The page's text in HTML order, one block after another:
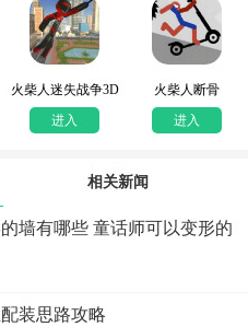
火柴人迷失战争3D
进入
火柴人断骨
进入
相关新闻
墙有哪些 童话师可以变形的
装思路攻略